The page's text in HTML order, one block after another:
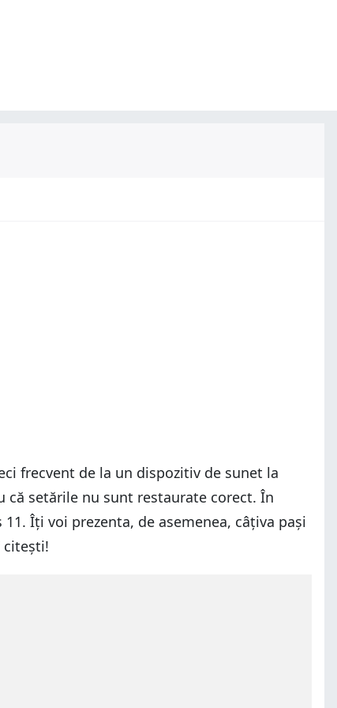
frecvent de la un dispozitiv de sunet la
că setările nu sunt restaurate corect. În
Îți voi prezenta, de asemenea, câțiva pași
citești!